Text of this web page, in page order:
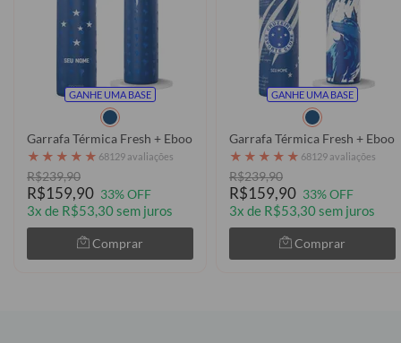
GANHE UMA BASE
Garrafa Térmica Fresh + Ebook - Cruzeiro - Uniforme 1 2026
★ ★ ★ ★ ★ 68129 avaliações
R$239,90
R$159,90 33% OFF
3x de R$53,30 sem juros
Comprar
GANHE UMA BASE
★ ★ ★ ★ ★ 68129 avaliações
R$239,90
R$159,90 33% OFF
3x de R$53,30 sem juros
Comprar